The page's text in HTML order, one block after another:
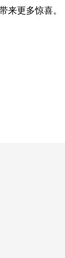
来更多惊喜。